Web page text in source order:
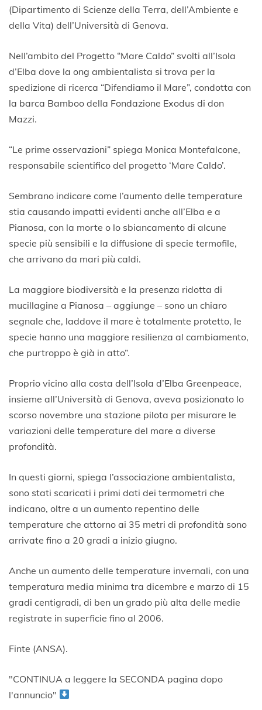
(Dipartimento di Scienze della Terra, dell’Ambiente e
della Vita) dell’Università di Genova.
Nell’ambito del Progetto “Mare Caldo” svolti all’Isola
d’Elba dove la ong ambientalista si trova per la
spedizione di ricerca “Difendiamo il Mare”, condotta con
la barca Bamboo della Fondazione Exodus di don
Mazzi.
“Le prime osservazioni” spiega Monica Montefalcone,
responsabile scientifico del progetto ‘Mare Caldo’.
Sembrano indicare come l’aumento delle temperature
stia causando impatti evidenti anche all’Elba e a
Pianosa, con la morte o lo sbiancamento di alcune
specie più sensibili e la diffusione di specie termofile,
che arrivano da mari più caldi.
La maggiore biodiversità e la presenza ridotta di
mucillagine a Pianosa – aggiunge – sono un chiaro
segnale che, laddove il mare è totalmente protetto, le
specie hanno una maggiore resilienza al cambiamento,
che purtroppo è già in atto”.
Proprio vicino alla costa dell’Isola d’Elba Greenpeace,
insieme all’Università di Genova, aveva posizionato lo
scorso novembre una stazione pilota per misurare le
variazioni delle temperature del mare a diverse
profondità.
In questi giorni, spiega l’associazione ambientalista,
sono stati scaricati i primi dati dei termometri che
indicano, oltre a un aumento repentino delle
temperature che attorno ai 35 metri di profondità sono
arrivate fino a 20 gradi a inizio giugno.
Anche un aumento delle temperature invernali, con una
temperatura media minima tra dicembre e marzo di 15
gradi centigradi, di ben un grado più alta delle medie
registrate in superficie fino al 2006.
Finte (ANSA).
"CONTINUA a leggere la SECONDA pagina dopo
l'annuncio"